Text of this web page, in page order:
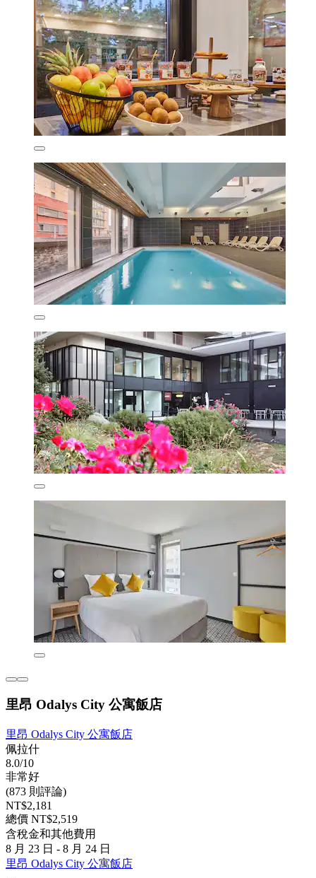
里昂 Odalys City 公寓飯店
里昂 Odalys City 公寓飯店
佩拉什
8.0/10
非常好
(873 則評論)
NT$2,181
總價 NT$2,519
含稅金和其他費用
8 月 23 日 - 8 月 24 日
里昂 Odalys City 公寓飯店